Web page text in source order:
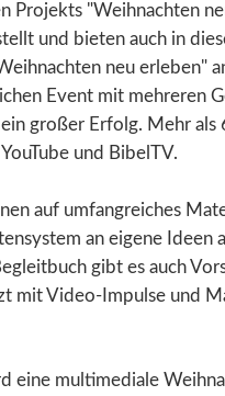
Projekts "Weihnachten
und bieten auch in
neu erleben"
Event mit mehreren
großer Erfolg. Mehr
und BibelTV.
auf umfang­reiches
an eigene Ideen
gibt es auch
mit Video-Impulse und
eine multi­mediale